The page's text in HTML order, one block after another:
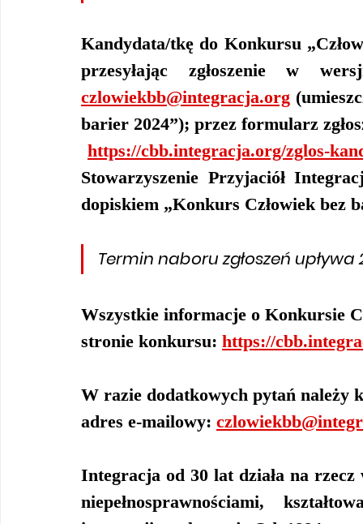
Kandydata/tkę do Konkursu
czlowiekbb@integracja.org
barier 2024”); przez formularz
https://cbb.integracja.org/zglos-
Stowarzyszenie Przyjaciół
dopiskiem „Konkurs Człowiek bez
Termin naboru zgłoszeń upływa
Wszystkie informacje o Konkursie
stronie konkursu: https://
W razie dodatkowych pytań należy
adres e-mailowy:
Integracja od 30 lat działa na rzecz
niepełnosprawnościami,